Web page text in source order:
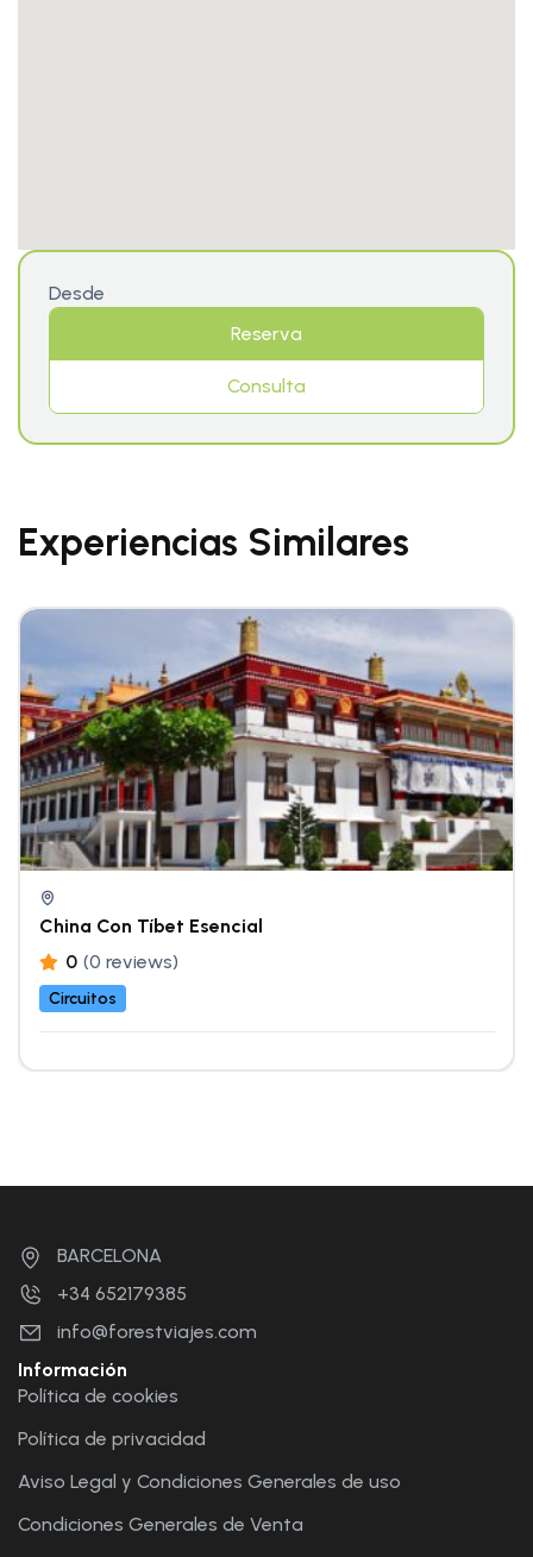
Desde
Reserva
Consulta
Experiencias Similares
China Con Tíbet Esencial
0 (0 reviews)
Circuitos
BARCELONA
+34 652179385
info@forestviajes.com
Información
Política de cookies
Política de privacidad
Aviso Legal y Condiciones Generales de uso
Condiciones Generales de Venta